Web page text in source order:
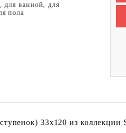
для ванной, для
пола
33x120 из коллекции